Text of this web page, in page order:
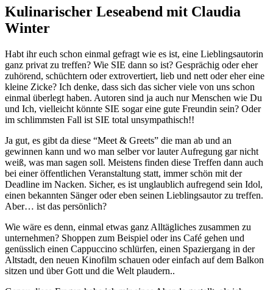
Leseabend
mit
Claudia
·
News
Kulinarischer Leseabend mit Claudia
Winter
18.
Dezember
201716.
Oktober
2023
Elly
Habt ihr euch schon einmal gefragt wie es ist, eine Lieblingsautorin
ganz privat zu treffen? Wie SIE dann so ist? Gesprächig oder eher
zuhörend, schüchtern oder extrovertiert, lieb und nett oder eher eine
kleine Zicke? Ich denke, dass sich das sicher viele von uns schon
einmal überlegt haben. Autoren sind ja auch nur Menschen wie Du
und Ich, vielleicht könnte SIE sogar eine gute Freundin sein? Oder
im schlimmsten Fall ist SIE total unsympathisch!!
Ja gut, es gibt da diese “Meet & Greets” die man ab und an
gewinnen kann und wo man selber vor lauter Aufregung gar nicht
weiß, was man sagen soll. Meistens finden diese Treffen dann auch
bei einer öffentlichen Veranstaltung statt, immer schön mit der
Deadline im Nacken. Sicher, es ist unglaublich aufregend sein Idol,
einen bekannten Sänger oder eben seinen Lieblingsautor zu treffen.
Aber… ist das persönlich?
Wie wäre es denn, einmal etwas ganz Alltägliches zusammen zu
unternehmen? Shoppen zum Beispiel oder ins Café gehen und
genüsslich einen Cappuccino schlürfen, einen Spaziergang in der
Altstadt, den neuen Kinofilm schauen oder einfach auf dem Balkon
sitzen und über Gott und die Welt plaudern..